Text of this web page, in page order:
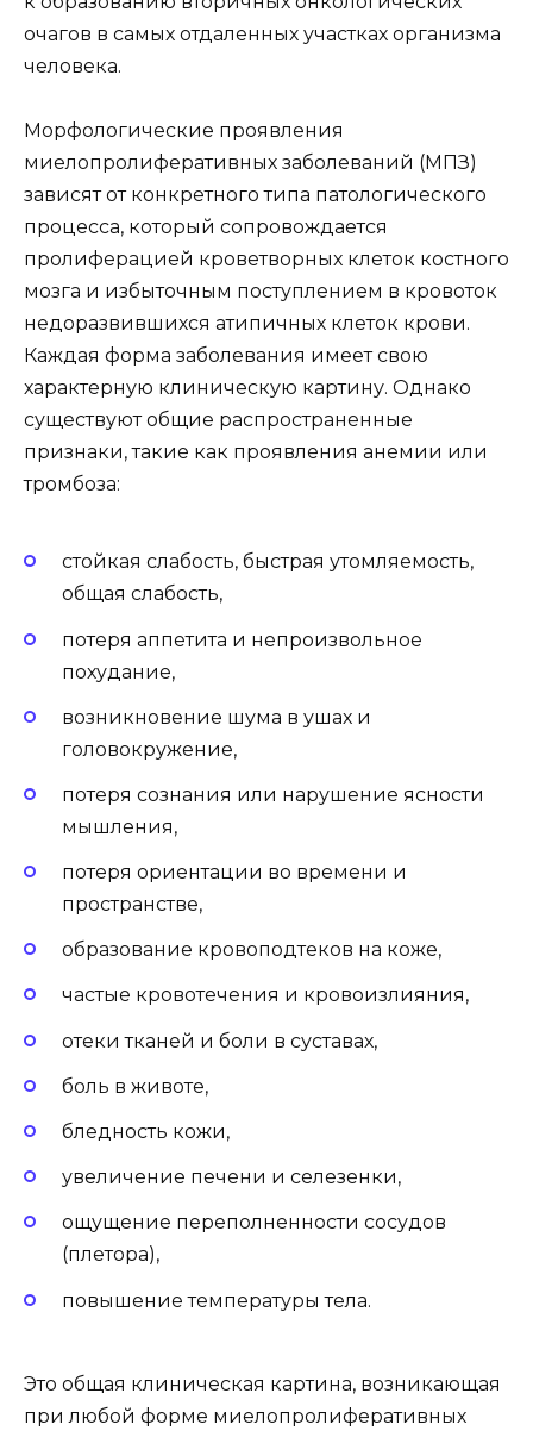
очагов в самых отдаленных участках организма
человека.
Морфологические проявления
миелопролиферативных заболеваний (МПЗ)
зависят от конкретного типа патологического
процесса, который сопровождается
пролиферацией кроветворных клеток костного
мозга и избыточным поступлением в кровоток
недоразвившихся атипичных клеток крови.
Каждая форма заболевания имеет свою
характерную клиническую картину. Однако
существуют общие распространенные
признаки, такие как проявления анемии или
тромбоза:
стойкая слабость, быстрая утомляемость,
общая слабость,
потеря аппетита и непроизвольное
похудание,
возникновение шума в ушах и
головокружение,
потеря сознания или нарушение ясности
мышления,
потеря ориентации во времени и
пространстве,
образование кровоподтеков на коже,
частые кровотечения и кровоизлияния,
отеки тканей и боли в суставах,
боль в животе,
бледность кожи,
увеличение печени и селезенки,
ощущение переполненности сосудов
(плетора),
повышение температуры тела.
Это общая клиническая картина, возникающая
при любой форме миелопролиферативных